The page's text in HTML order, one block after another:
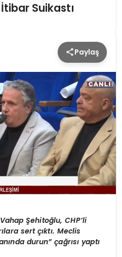
Suikastı
Paylaş
Şehitoğlu, CHP’li
sert çıktı. Meclis
durun” çağrısı yaptı